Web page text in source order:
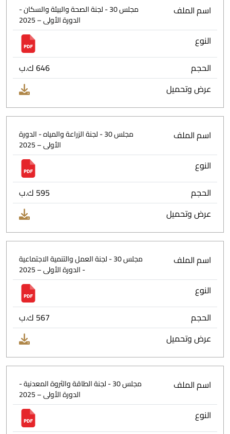
اسم الملف
مجلس 30 - لجنة الصحة والبيئة والسكان -
الدورة الأولى – 2025
النوع
الحجم
646 ك.ب
عرض وتحميل
اسم الملف
مجلس 30 - لجنة الزراعة والمياه - الدورة
الأولى – 2025
النوع
الحجم
595 ك.ب
عرض وتحميل
اسم الملف
مجلس 30 - لجنة العمل والتنمية الاجتماعية
- الدورة الأولى – 2025
النوع
الحجم
567 ك.ب
عرض وتحميل
اسم الملف
مجلس 30 - لجنة الطاقة والثروة المعدنية -
الدورة الأولى – 2025
النوع